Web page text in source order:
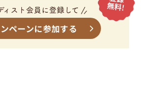
ペーンに参加する